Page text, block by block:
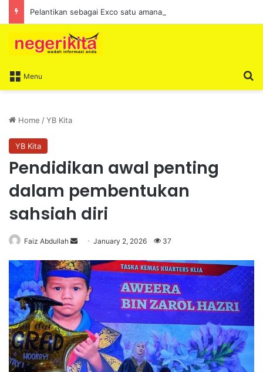
Menu
Home /YB Kita
YB Kita
Pendidikan awal penting
dalam pembentukan
sahsiah diri
Faiz Abdullah
n
d
n
e
m
a
i
January 2, 2026 37